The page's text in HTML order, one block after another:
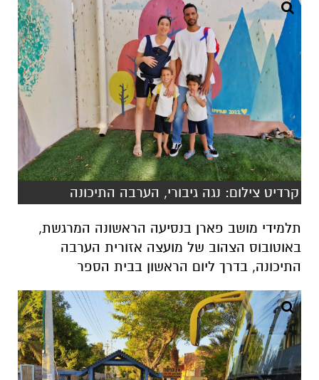
קרדיט צילום: נגה גיבורי, הערבה התיכונה
תלמידי מושב פארן בנסיעה הראשונה המרגשת,
באוטובוס הצהוב של מועצה אזורית הערבה
התיכונה, בדרך ליום הראשון בבית הספר